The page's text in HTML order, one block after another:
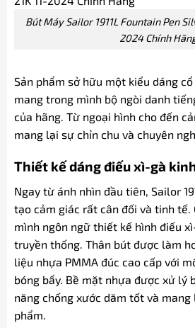
Bút Máy Sailor 1911L Fountain Pen
2024 Chính
Sản phẩm sở hữu một kiểu dáng
mang trong mình bộ ngòi danh
của hãng. Từ ngoại hình cho đến
mang lại sự chỉn chu và chuyên
Thiết kế dáng điếu xì-gà
Ngay từ ánh nhìn đầu tiên, Sailor
tạo cảm giác rất cân đối và tinh tế.
mình ngôn ngữ thiết kế hình điếu
truyền thống. Thân bút được làm
liệu nhựa PMMA đúc cao cấp với
bóng bẩy. Bề mặt nhựa được xử lý
năng chống xước dăm tốt và mang
phẩm.